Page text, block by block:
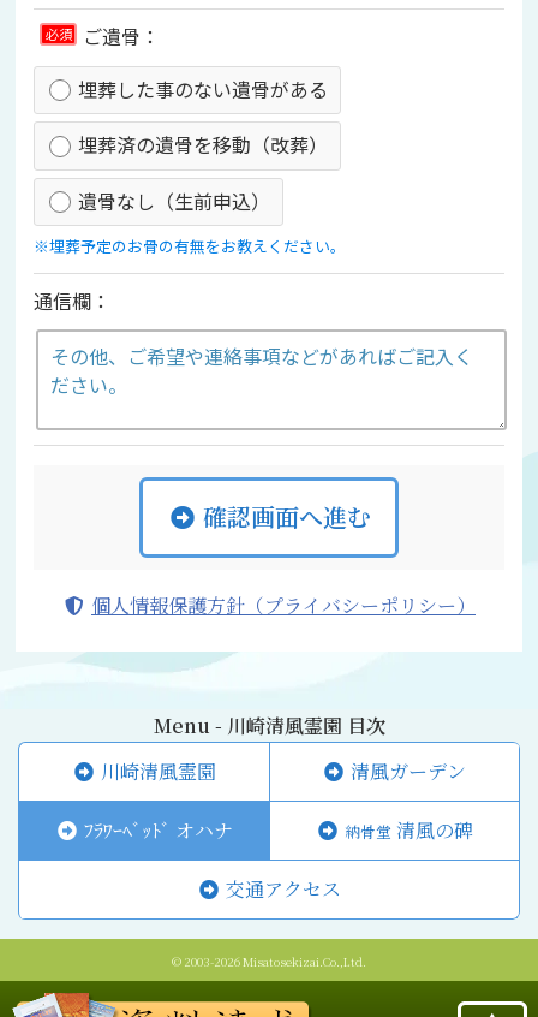
必須
ご遺骨：
埋葬した事のない遺骨がある
埋葬済の遺骨を移動（改葬）
遺骨なし（生前申込）
※埋葬予定のお骨の有無をお教えください。
通信欄：
確認画面へ進む
個人情報保護方針（プライバシーポリシー）
Menu - 川崎清風霊園 目次
川崎清風霊園
清風ガーデン
ﾌﾗﾜｰﾍﾞｯﾄﾞ オハナ 納骨堂 清風の碑
交通アクセス
© 2003-2026 Misatosekizai.Co.,Ltd.